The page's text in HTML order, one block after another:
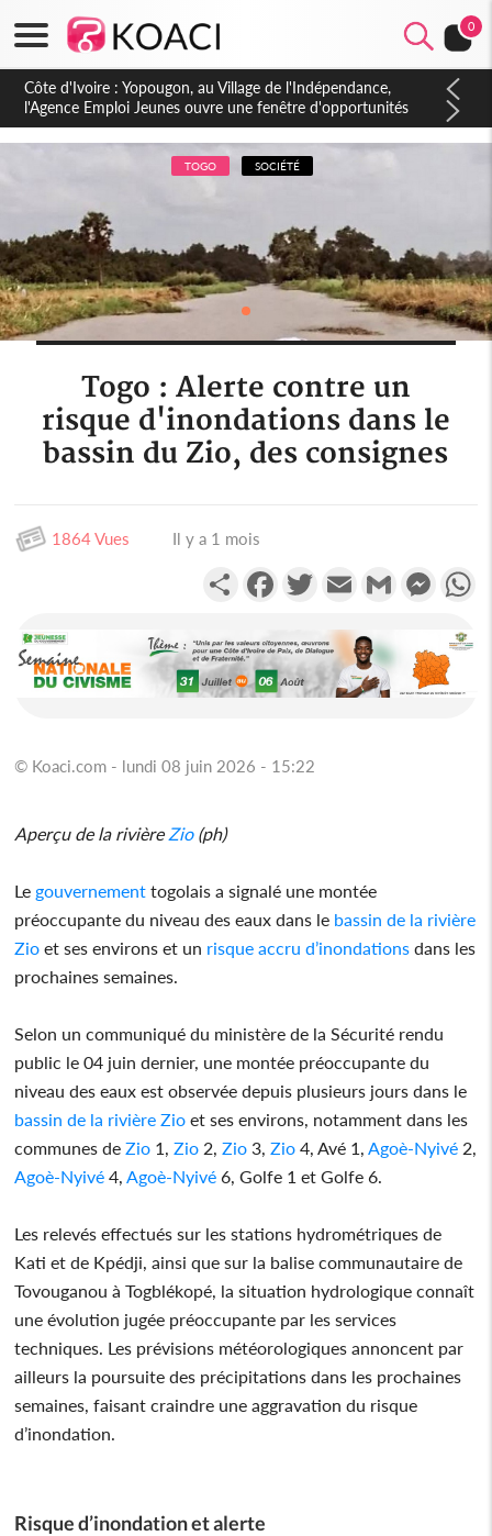
0
Côte d'Ivoire : CHU de Treichville, après la fronde, les agents
contractuels obtiennent un accord avec la direction sur les
arriérés du SMIG 2023
TOGO SOCIÉTÉ
Togo : Alerte contre un
risque d'inondations dans le
bassin du Zio, des consignes
1864 Vues Il y a 1 mois
PartagerFacebookTwitterEmail Gmail
© Koaci.com - lundi 08 juin 2026 - 15:22
Aperçu de la rivièreZio(ph)
Le gouvernement togolais a signalé une montée
préoccupante du niveau des eaux dans le bassin de la rivière
Zio et ses environs et un risque accru d’inondations dans les
prochaines semaines.
Selon un communiqué du ministère de la Sécurité rendu
public le 04 juin dernier, une montée préoccupante du
niveau des eaux est observée depuis plusieurs jours dans le
bassin de la rivière Zio et ses environs, notamment dans les
communes de Zio 1, Zio 2, Zio 3, Zio 4, Avé 1, Agoè-Nyivé 2,
Agoè-Nyivé 4, Agoè-Nyivé 6, Golfe 1 et Golfe 6.
Les relevés effectués sur les stations hydrométriques de
Kati et de Kpédji, ainsi que sur la balise communautaire de
Tovouganou à Togblékopé, la situation hydrologique connaît
une évolution jugée préoccupante par les services
techniques. Les prévisions météorologiques annoncent par
ailleurs la poursuite des précipitations dans les prochaines
semaines, faisant craindre une aggravation du risque
d’inondation.
Risque d’inondation et alerte